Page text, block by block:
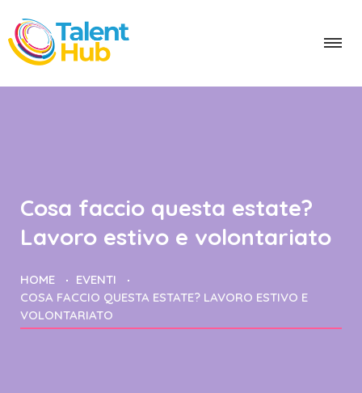
Cosa faccio questa estate?
Lavoro estivo e volontariato
HOME
EVENTI
COSA FACCIO QUESTA ESTATE? LAVORO ESTIVO E
VOLONTARIATO